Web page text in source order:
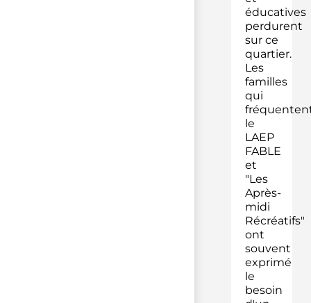
éducatives
perdurent
sur ce
quartier.
Les
familles
qui
le
LAEP
FABLE
et
"Les
Après-
midi
Récréatifs"
ont
souvent
exprimé
le
besoin